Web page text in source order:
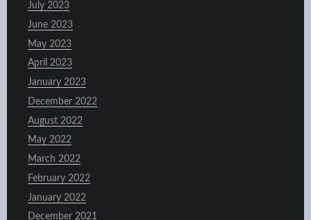
July 2023
June 2023
May 2023
April 2023
January 2023
December 2022
August 2022
May 2022
March 2022
February 2022
January 2022
December 2021